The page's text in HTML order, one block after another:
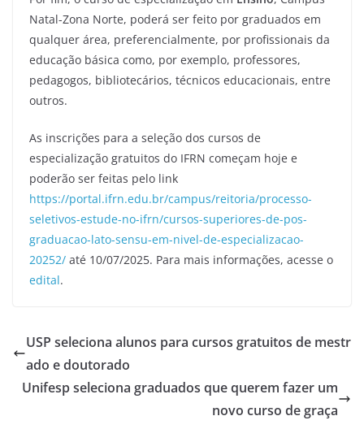
Natal-Zona Norte, poderá ser feito por graduados em
qualquer área, preferencialmente, por profissionais da
educação básica como, por exemplo, professores,
pedagogos, bibliotecários, técnicos educacionais, entre
outros.
As inscrições para a seleção dos cursos de
especialização gratuitos do IFRN começam hoje e
poderão ser feitas pelo link
https://portal.ifrn.edu.br/campus/reitoria/processo-
seletivos-estude-no-ifrn/cursos-superiores-de-pos-
graduacao-lato-sensu-em-nivel-de-especializacao-
20252/ até 10/07/2025. Para mais informações, acesse o
edital.
USP seleciona alunos para cursos gratuitos de mestr
ado e doutorado
Unifesp seleciona graduados que querem fazer um
novo curso de graça